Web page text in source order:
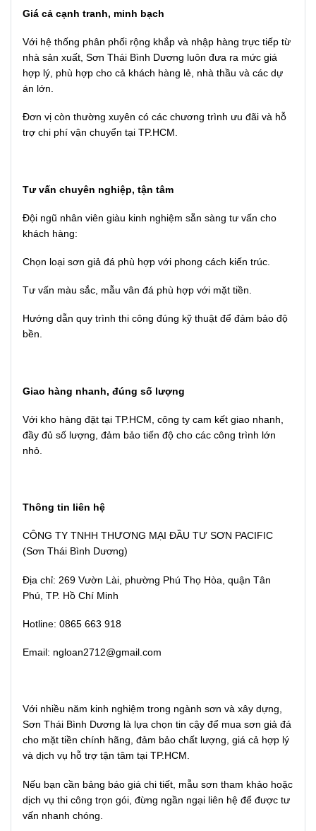
Giá cả cạnh tranh, minh bạch
Với hệ thống phân phối rộng khắp và nhập hàng trực tiếp từ
nhà sản xuất, Sơn Thái Bình Dương luôn đưa ra mức giá
hợp lý, phù hợp cho cả khách hàng lẻ, nhà thầu và các dự
án lớn.
Đơn vị còn thường xuyên có các chương trình ưu đãi và hỗ
trợ chi phí vận chuyển tại TP.HCM.
Tư vấn chuyên nghiệp, tận tâm
Đội ngũ nhân viên giàu kinh nghiệm sẵn sàng tư vấn cho
khách hàng:
Chọn loại sơn giả đá phù hợp với phong cách kiến trúc.
Tư vấn màu sắc, mẫu vân đá phù hợp với mặt tiền.
Hướng dẫn quy trình thi công đúng kỹ thuật để đảm bảo độ
bền.
Giao hàng nhanh, đúng số lượng
Với kho hàng đặt tại TP.HCM, công ty cam kết giao nhanh,
đầy đủ số lượng, đảm bảo tiến độ cho các công trình lớn
nhỏ.
Thông tin liên hệ
CÔNG TY TNHH THƯƠNG MẠI ĐẦU TƯ SƠN PACIFIC
(Sơn Thái Bình Dương)
Địa chỉ: 269 Vườn Lài, phường Phú Thọ Hòa, quận Tân
Phú, TP. Hồ Chí Minh
Hotline: 0865 663 918
Email: ngloan2712@gmail.com
Với nhiều năm kinh nghiệm trong ngành sơn và xây dựng,
Sơn Thái Bình Dương là lựa chọn tin cậy để mua sơn giả đá
cho mặt tiền chính hãng, đảm bảo chất lượng, giá cả hợp lý
và dịch vụ hỗ trợ tận tâm tại TP.HCM.
Nếu bạn cần bảng báo giá chi tiết, mẫu sơn tham khảo hoặc
dịch vụ thi công trọn gói, đừng ngần ngại liên hệ để được tư
vấn nhanh chóng.